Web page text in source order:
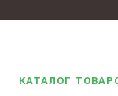
КАТАЛОГ